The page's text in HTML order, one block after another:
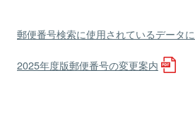
郵便番号検索に使用されているデータ
2025年度版郵便番号の変更案内